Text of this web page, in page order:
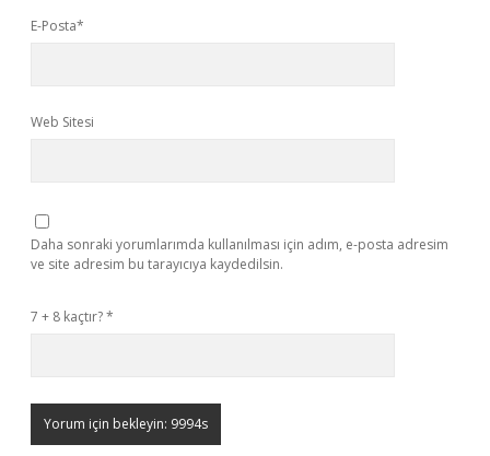
E-Posta*
Web Sitesi
Daha sonraki yorumlarımda kullanılması için adım, e-posta adresim
ve site adresim bu tarayıcıya kaydedilsin.
7 + 8 kaçtır?*